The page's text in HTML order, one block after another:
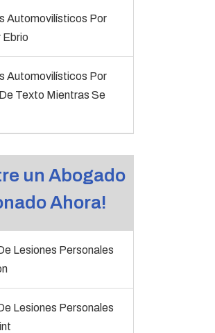
Automovilísticos Por
Automovilísticos Por
Texto Mientras Se
un Abogado
Ahora!
Lesiones Personales
Lesiones Personales